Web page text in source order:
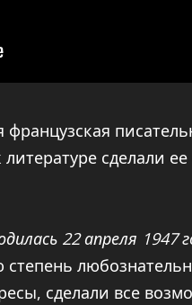
сделали
22 апреля 1947
сделали все